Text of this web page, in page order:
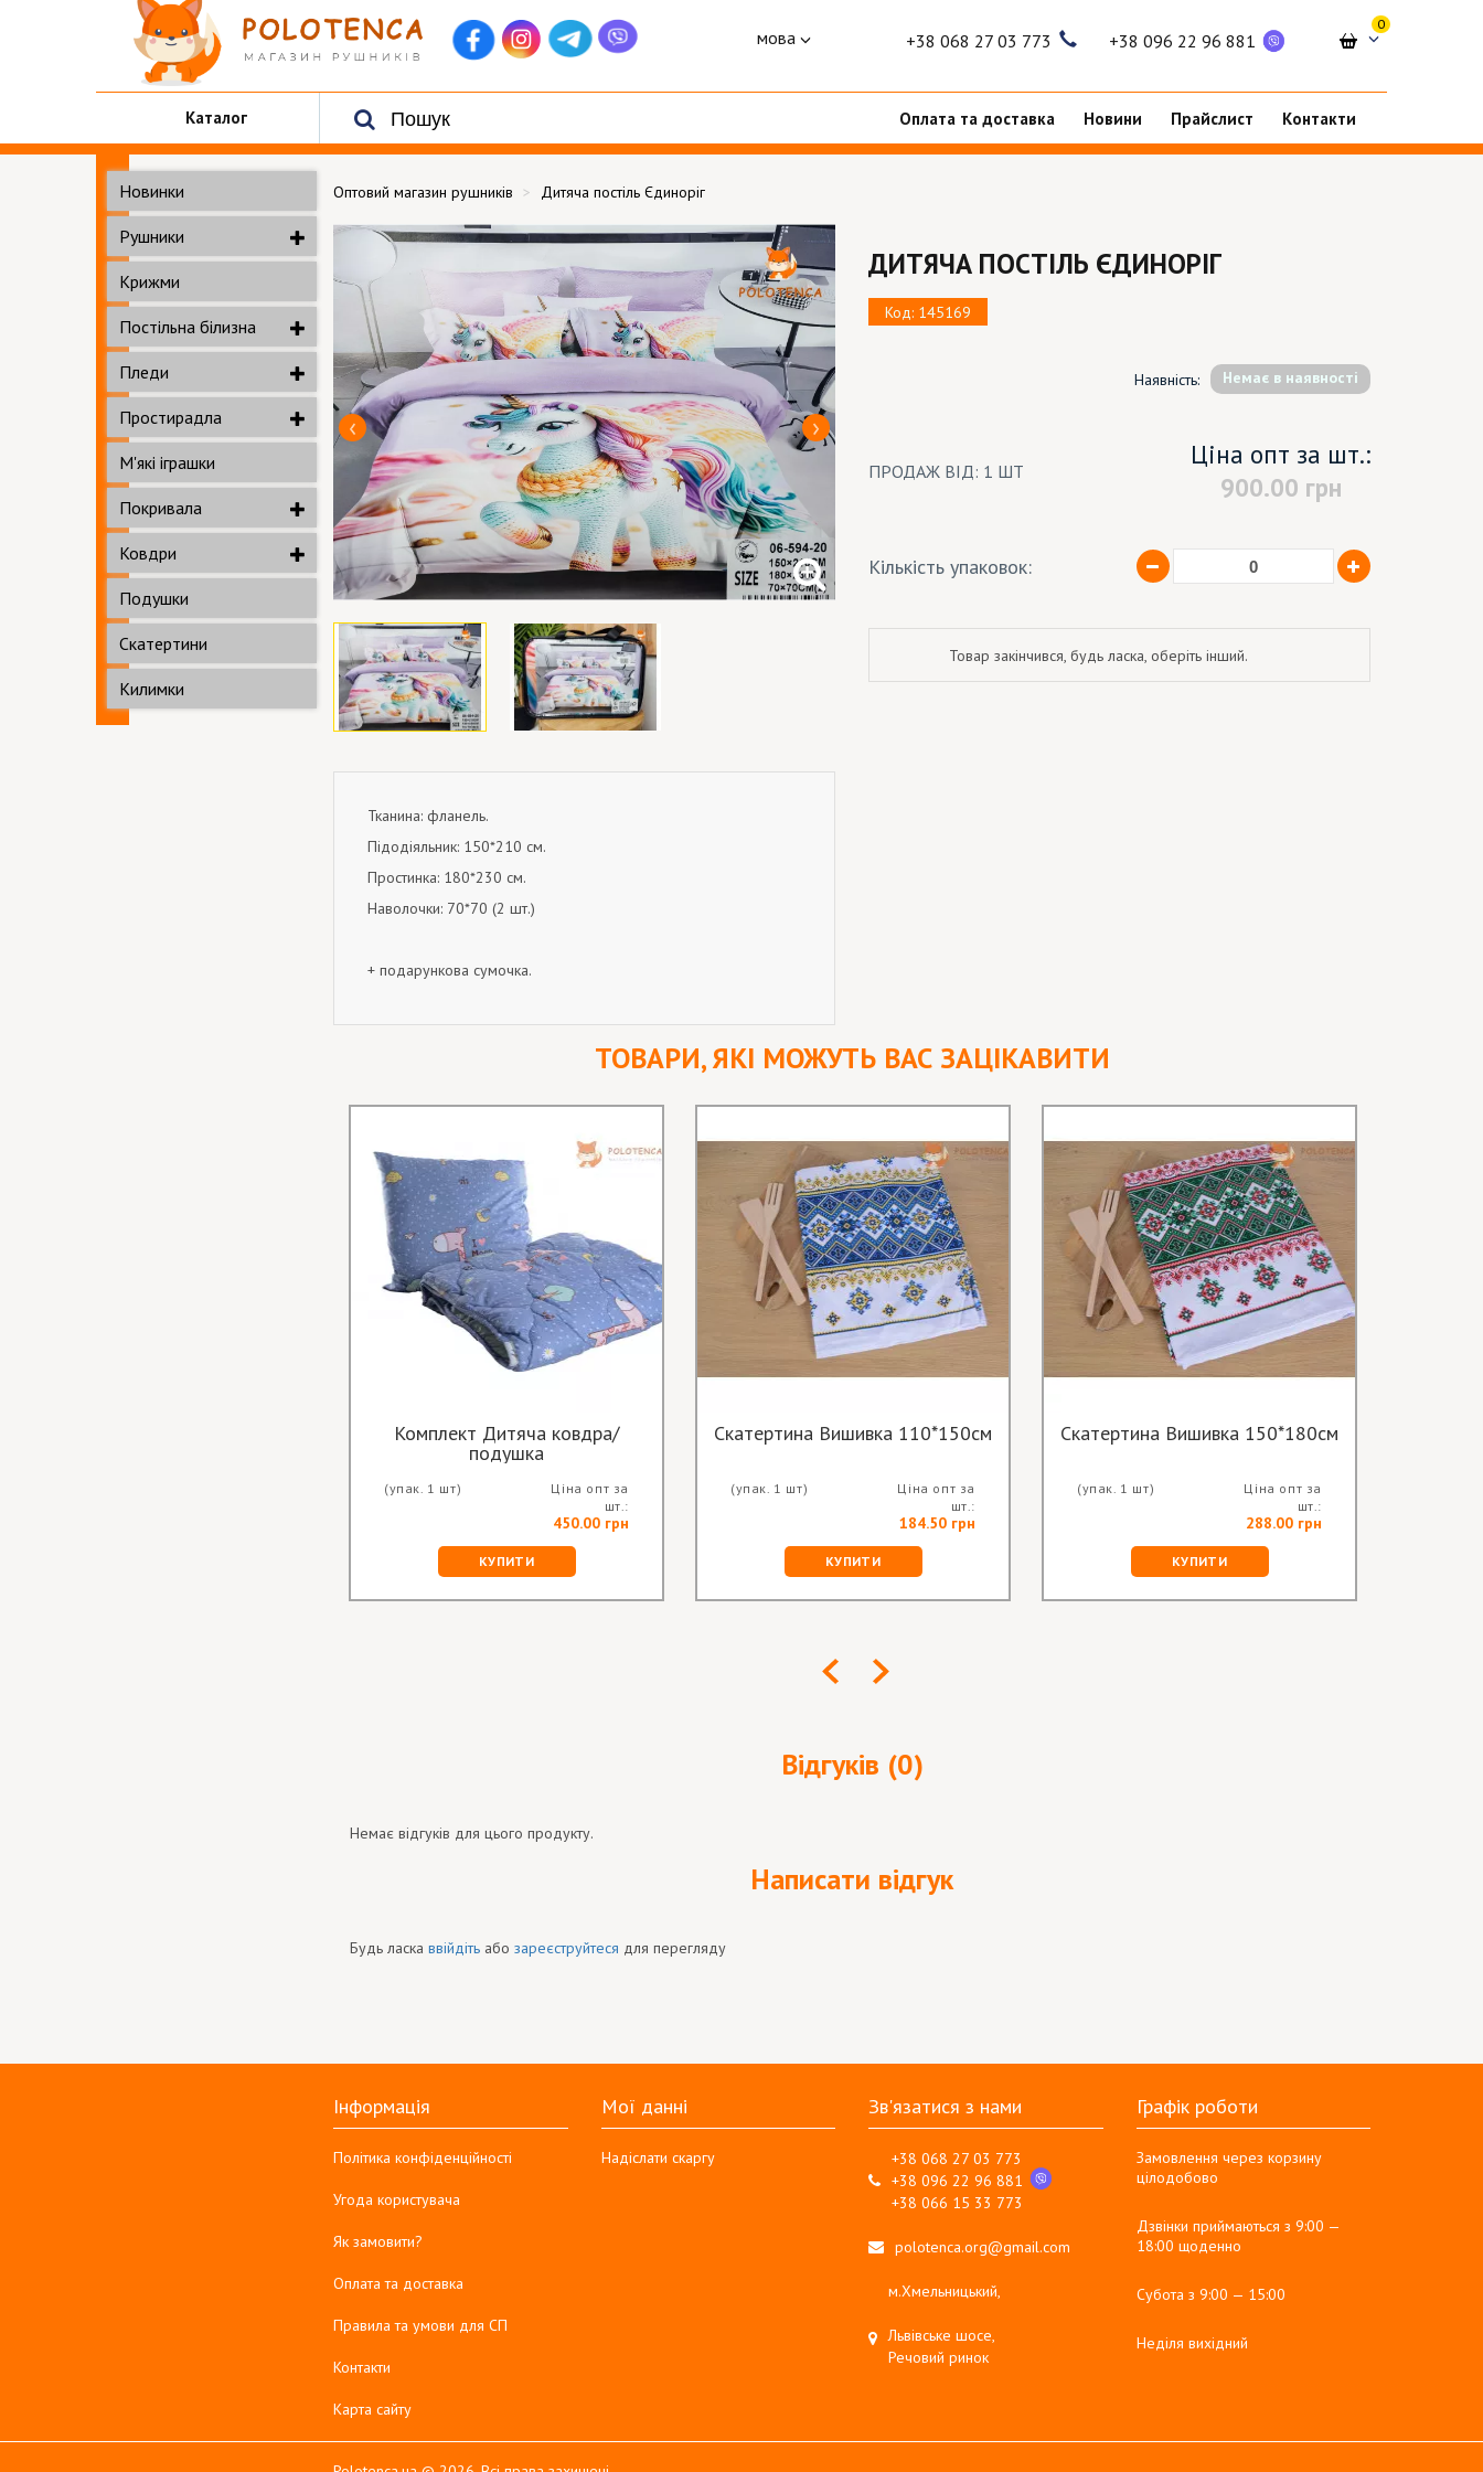
мова +38 068 27 03 773 +38 096 22 96 881
0
Каталог Оплата та доставка Новини Прайслист Контакти
Новинки
Рушники
Крижми
Постільна білизна
Пледи
Простирадла
М'які іграшки
Покривала
Ковдри
Подушки
Скатертини
Килимки
Оптовий магазин рушників Дитяча постіль Єдиноріг
Тканина: фланель.
Підодіяльник: 150*210 см.
Простинка: 180*230 см.
Наволочки: 70*70 (2 шт.)
+ подарункова сумочка.
ДИТЯЧА ПОСТІЛЬ ЄДИНОРІГ
Код: 145169
Наявність: Немає в наявності
ПРОДАЖ ВІД: 1 ШТ
Ціна опт за шт.:
900.00 грн
Кількість упаковок:
Товар закінчився, будь ласка, оберіть інший.
ТОВАРИ, ЯКІ МОЖУТЬ ВАС ЗАЦІКАВИТИ
Комплект Дитяча ковдра/
подушка
(упак. 1 шт)
Ціна опт за
шт.:
450.00 грн
КУПИТИ
Скатертина Вишивка 110*150см
(упак. 1 шт)
Ціна опт за
шт.:
184.50 грн
КУПИТИ
Скатертина Вишивка 150*180см
(упак. 1 шт)
Ціна опт за
шт.:
288.00 грн
КУПИТИ
Відгуків (0)
Немає відгуків для цього продукту.
Написати відгук
Будь ласка ввійдіть або зареєструйтеся для перегляду
Інформація
Політика конфіденційності
Угода користувача
Як замовити?
Оплата та доставка
Правила та умови для СП
Контакти
Карта сайту
Мої данні
Надіслати скаргу
Зв'язатися з нами
+38 068 27 03 773
+38 096 22 96 881
+38 066 15 33 773
polotenca.org@gmail.com
м.Хмельницький,
Львівське шосе,
Речовий ринок
Графік роботи
Замовлення через корзину
цілодобово
Дзвінки приймаються з 9:00 —
18:00 щоденно
Субота з 9:00 — 15:00
Неділя вихідний